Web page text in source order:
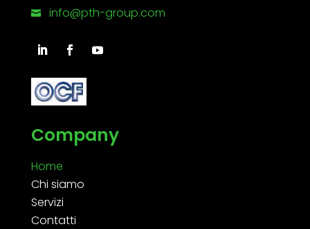
 info@pth-group.com
Company
Home
Chi siamo
Servizi
Contatti